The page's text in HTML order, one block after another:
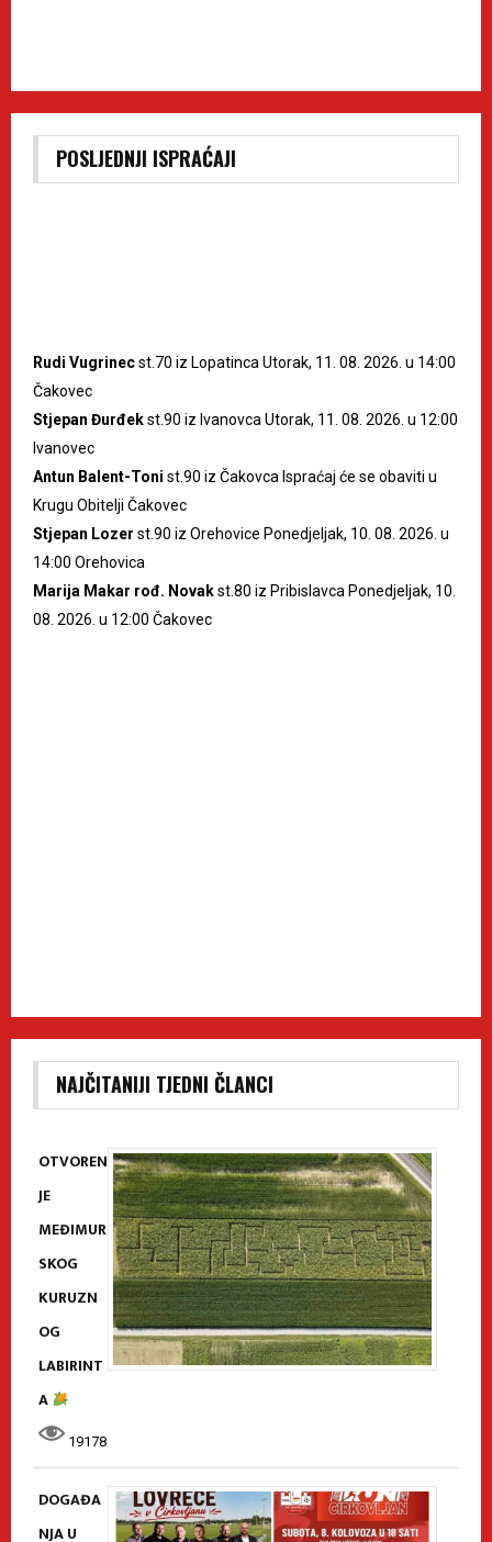
POSLJEDNJI ISPRAĆAJI
Rudi Vugrinecst.70 iz Lopatinca Utorak, 11. 08. 2026. u 14:00
Čakovec
Stjepan Đurđekst.90 iz Ivanovca Utorak, 11. 08. 2026. u 12:00
Ivanovec
Antun Balent-Toni st.90 iz Čakovca Ispraćaj će se obaviti u
Krugu Obitelji Čakovec
Stjepan Lozer st.90 iz Orehovice Ponedjeljak, 10. 08. 2026. u
14:00 Orehovica
Marija Makar rođ. Novakst.80 iz Pribislavca Ponedjeljak, 10.
08. 2026. u 12:00 Čakovec
NAJČITANIJI TJEDNI ČLANCI
OTVOREN
JE
MEĐIMUR
SKOG
KURUZN
OG
LABIRINT
A
19178
DOGAĐA
NJA U